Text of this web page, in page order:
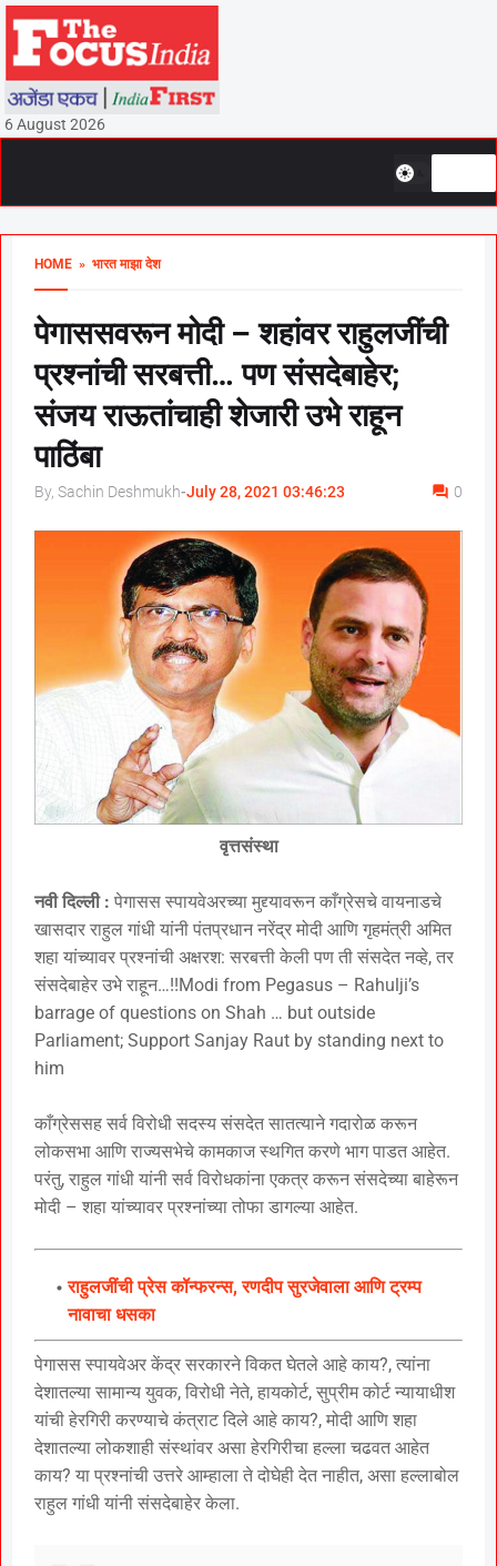
6 August 2026
HOME » भारत माझा देश
पेगाससवरून मोदी – शहांवर राहुलजींची
प्रश्नांची सरबत्ती… पण संसदेबाहेर;
संजय राऊतांचाही शेजारी उभे राहून
पाठिंबा
By, Sachin Deshmukh-July 28, 2021 03:46:23 0
वृत्तसंस्था
नवी दिल्ली : पेगासस स्पायवेअरच्या मुद्द्यावरून काँग्रेसचे वायनाडचे
खासदार राहुल गांधी यांनी पंतप्रधान नरेंद्र मोदी आणि गृहमंत्री अमित
शहा यांच्यावर प्रश्नांची अक्षरश: सरबत्ती केली पण ती संसदेत नव्हे, तर
संसदेबाहेर उभे राहून…!!Modi from Pegasus – Rahulji’s
barrage of questions on Shah … but outside
Parliament; Support Sanjay Raut by standing next to
him
काँग्रेससह सर्व विरोधी सदस्य संसदेत सातत्याने गदारोळ करून
लोकसभा आणि राज्यसभेचे कामकाज स्थगित करणे भाग पाडत आहेत.
परंतु, राहुल गांधी यांनी सर्व विरोधकांना एकत्र करून संसदेच्या बाहेरून
मोदी – शहा यांच्यावर प्रश्नांच्या तोफा डागल्या आहेत.
राहुलजींची प्रेस कॉन्फरन्स, रणदीप सुरजेवाला आणि ट्रम्प
नावाचा धसका
पेगासस स्पायवेअर केंद्र सरकारने विकत घेतले आहे काय?, त्यांना
देशातल्या सामान्य युवक, विरोधी नेते, हायकोर्ट, सुप्रीम कोर्ट न्यायाधीश
यांची हेरगिरी करण्याचे कंत्राट दिले आहे काय?, मोदी आणि शहा
देशातल्या लोकशाही संस्थांवर असा हेरगिरीचा हल्ला चढवत आहेत
काय? या प्रश्नांची उत्तरे आम्हाला ते दोघेही देत नाहीत, असा हल्लाबोल
राहुल गांधी यांनी संसदेबाहेर केला.